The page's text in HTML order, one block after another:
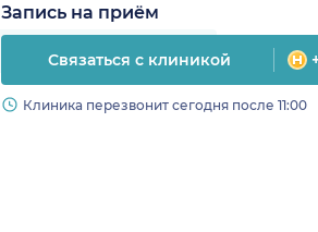
Запись на приём
Связаться с клиникой
Клиника перезвонит сегодня после 11:00